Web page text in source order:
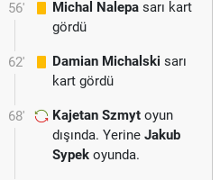
56' Michal Nalepa sarı kart
gördü
62' Damian Michalski sarı
kart gördü
68' Kajetan Szmyt oyun
dışında. Yerine Jakub
Sypek oyunda.